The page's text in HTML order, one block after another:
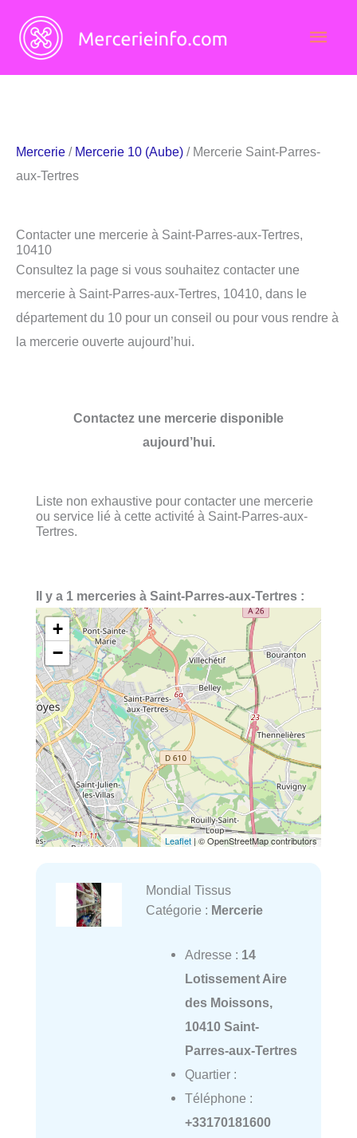
contenu
Mercerie / Mercerie 10 (Aube) / Mercerie Saint-Parres-
aux-Tertres
Contacter une mercerie à Saint-Parres-aux-Tertres,
10410
Consultez la page si vous souhaitez contacter une
mercerie à Saint-Parres-aux-Tertres, 10410, dans le
département du 10 pour un conseil ou pour vous rendre à
la mercerie ouverte aujourd’hui.
Contactez une mercerie disponible
aujourd’hui.
Liste non exhaustive pour contacter une mercerie
ou service lié à cette activité à Saint-Parres-aux-
Tertres.
Il y a 1 merceries à Saint-Parres-aux-Tertres :
+
−
Leaflet | © OpenStreetMap contributors
Mondial Tissus
Catégorie : Mercerie
Adresse : 14
Lotissement Aire
des Moissons,
10410 Saint-
Parres-aux-Tertres
Quartier :
Téléphone :
+33170181600